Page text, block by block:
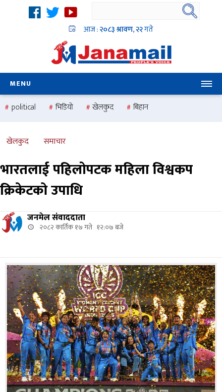
आज :२०८३ श्रावण, २२गते
MENU
political भिडियो खेलकुद
बिहान
national
health
खेलकुद समाचार
भारतलाई पहिलोपटक महिला विश्वकप
क्रिकेटको उपाधि
जनमेल संवाददाता
२०८२ कार्तिक १७ गते १२:०७ बजे